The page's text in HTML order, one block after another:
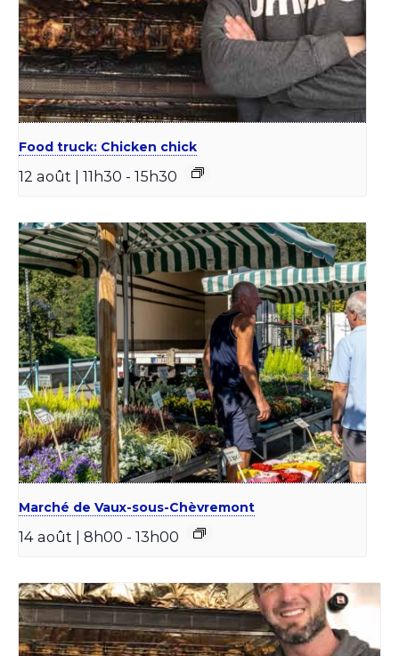
Food truck: Chicken chick
12 août | 11h30 - 15h30
Marché de Vaux-sous-Chèvremont
14 août | 8h00 - 13h00